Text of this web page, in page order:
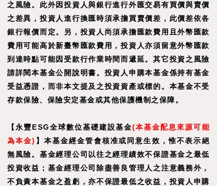
之風險。此外因投資人與銀行進行外匯交易有買價與賣價
之差異，投資人進行換匯時須承擔買賣價差，此價差依各
銀行報價而定。另，投資人尚須承擔匯款費用且外幣匯款
費用可能高於新臺幣匯款費用，投資人亦須留意外幣匯款
到達時點可能因受款行作業時間而遞延。其它投資之風險
請詳閱本基金公開說明書。投資人申購本基金係持有基金
受益憑證，而非本文提及之投資資產或標的。本基金不受
存款保險、保險安定基金或其他保護機制之保障。
【永豐ESG全球數位基礎建設基金(本基金配息來源可能
為本金) 】 本基金經金管會核准或同意生效，惟不表示絕
無風險。基金經理公司以往之經理績效不保證基金之最低
投資收益；基金經理公司除盡善良管理人之注意義務外，
不負責本基金之盈虧，亦不保證最低之收益，投資人申購